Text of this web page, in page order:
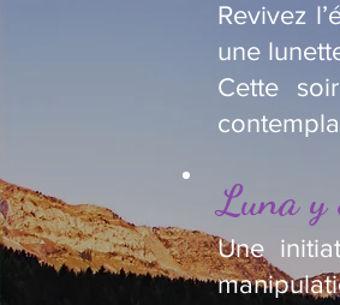
Revivez
une
Cette
Luna y
Une